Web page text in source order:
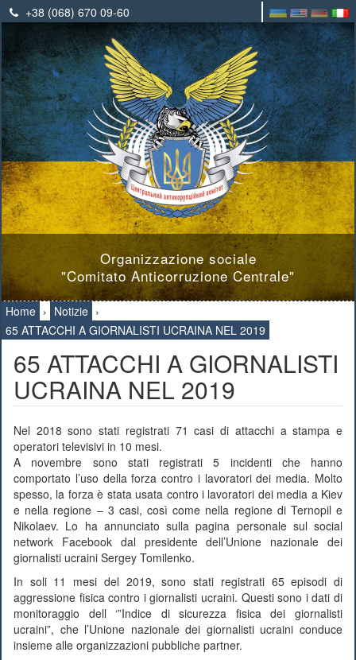
+38 (068) 670 09-60
Organizzazione sociale
"Comitato Anticorruzione Centrale"
Home › Notizie ›
65 ATTACCHI A GIORNALISTI UCRAINA NEL 2019
65 ATTACCHI A GIORNALISTI
UCRAINA NEL 2019
Nel 2018 sono stati registrati 71 casi di attacchi a stampa e
operatori televisivi in ​​10 mesi.
A novembre sono stati registrati 5 incidenti che hanno
comportato l’uso della forza contro i lavoratori dei media. Molto
spesso, la forza è stata usata contro i lavoratori dei media a Kiev
e nella regione – 3 casi, così come nella regione di Ternopil e
Nikolaev. Lo ha annunciato sulla pagina personale sul social
network Facebook dal presidente dell’Unione nazionale dei
giornalisti ucraini Sergey Tomilenko.
In soli 11 mesi del 2019, sono stati registrati 65 episodi di
aggressione fisica contro i giornalisti ucraini. Questi sono i dati di
monitoraggio dell ‘”Indice di sicurezza fisica dei giornalisti
ucraini”, che l’Unione nazionale dei giornalisti ucraini conduce
insieme alle organizzazioni pubbliche partner.